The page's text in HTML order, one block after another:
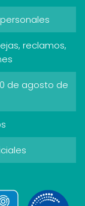
reclamos,
de agosto de